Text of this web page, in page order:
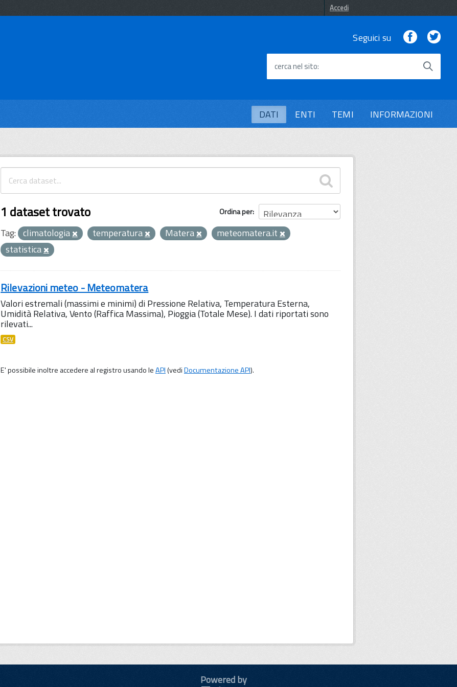
Accedi
Seguici su Facebook
cerca nel sito
DATI ENTI TEMI INFORMAZIONI
Ordina per
1 dataset trovato
Tag: climatologia temperatura Matera
meteomatera.it
statistica
Rilevazioni meteo - Meteomatera
Valori estremali (massimi e minimi) di Pressione Relativa, Temperatura Esterna,
Umidità Relativa, Vento (Raffica Massima), Pioggia (Totale Mese). I dati riportati sono
rilevati...
CSV
E' possibile inoltre accedere al registro usando leAPI(vediDocumentazione API).
Powered by